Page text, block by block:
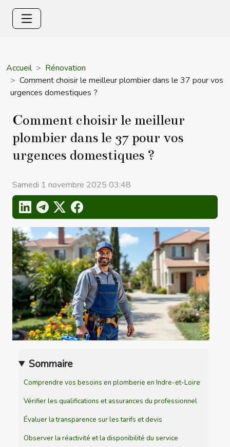
Accueil
Rénovation
Comment choisir le meilleur plombier dans le 37 pour vos
urgences domestiques ?
Comment choisir le meilleur
plombier dans le 37 pour vos
urgences domestiques ?
Samedi 1 novembre 2025 03:48
Sommaire
Comprendre vos besoins en plomberie en Indre-et-Loire
Vérifier les qualifications et assurances du professionnel
Évaluer la transparence sur les tarifs et devis
Observer la réactivité et la disponibilité du service